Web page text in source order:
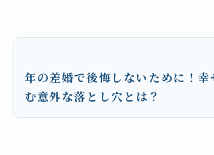
年の差婚で後悔しないために！幸
む意外な落とし穴とは？